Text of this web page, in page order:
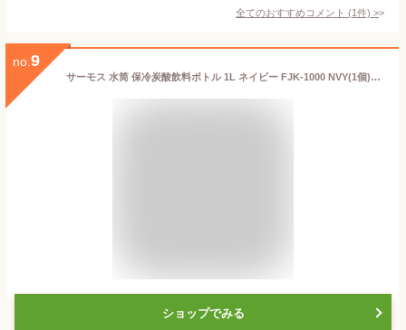
全てのおすすめコメント (1件) >
no. 9
サーモス 水筒 保冷炭酸飲料ボトル 1L ネイビー FJK-1000 NVY(1個)【サーモス(THERMOS)】
ショップでみる